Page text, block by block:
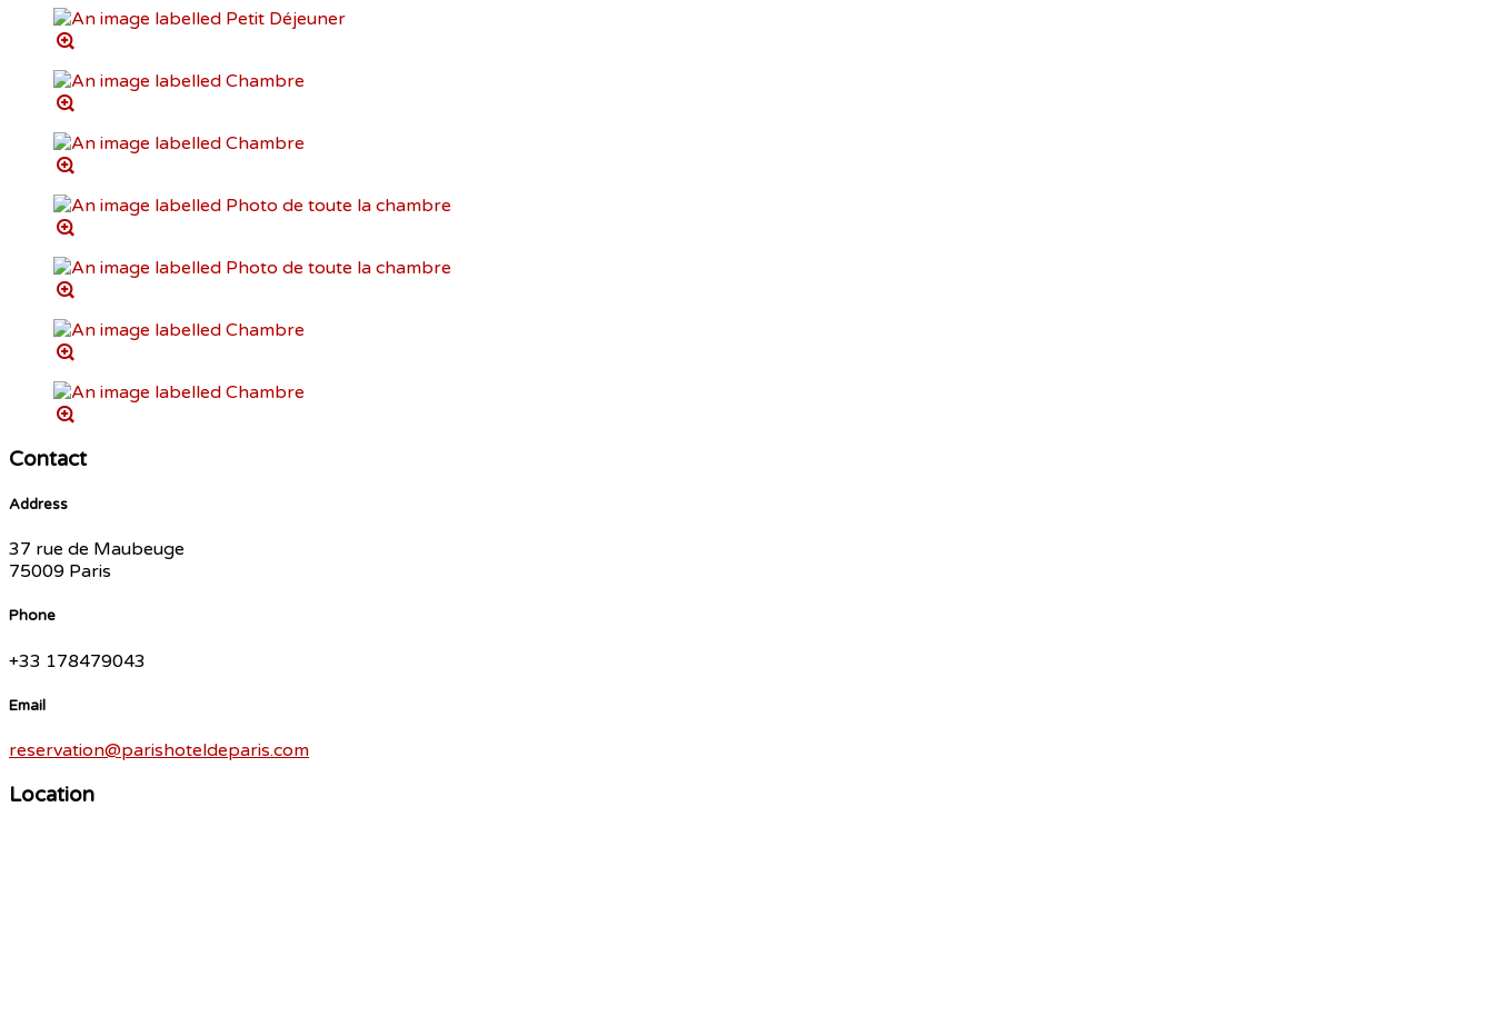
Contact
Address
37 rue de Maubeuge
75009 Paris
Phone
+33 178479043
Email
reservation@parishoteldeparis.com
Location